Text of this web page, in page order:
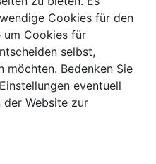
Cookies für den
um Cookies für
selbst,
möchten. Bedenken Sie
eventuell
der Website zur